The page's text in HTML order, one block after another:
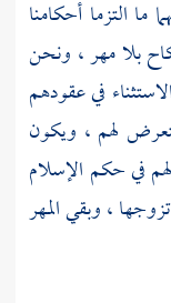
التزما أحكامنا
بلا مهر ، ونحن
في عقودهم
لهم ، ويكون
في حكم الإسلام
، وبقي المهر